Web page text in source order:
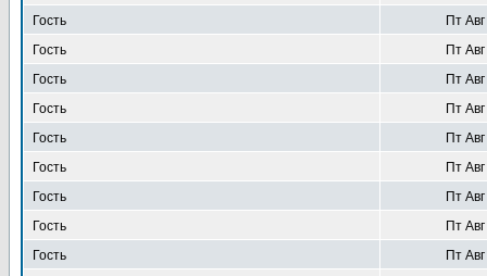
Гость
Пт
Гость
Пт
Гость
Пт
Гость
Пт
Гость
Пт
Гость
Пт
Гость
Пт
Гость
Пт
Гость
Пт